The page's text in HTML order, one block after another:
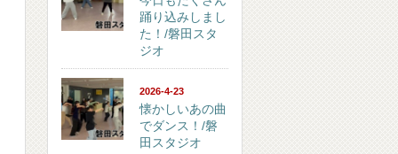
踊り込みしまし
た！/磐田スタ
ジオ
2026-4-23
懐かしいあの曲
でダンス！/磐
田スタジオ